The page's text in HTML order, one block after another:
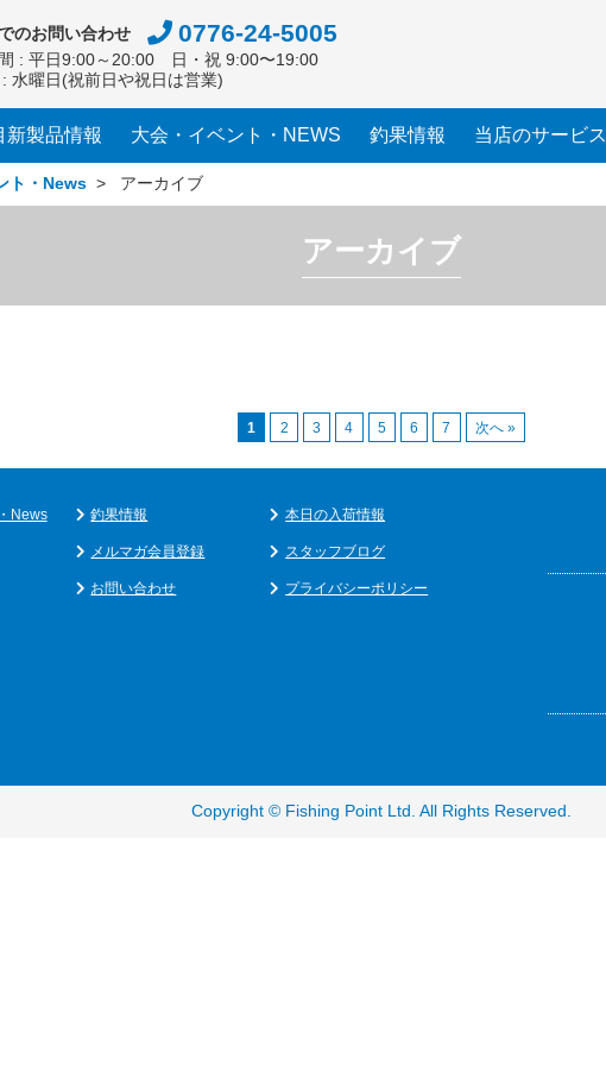
のお問い合わせ 0776-24-5005
: 平日9:00～20:00 日・祝 9:00〜19:00
水曜日(祝前日や祝日は営業)
新製品情報 大会・イベント・NEWS 釣果情報 当店のサービス
ト・News > アーカイブ
アーカイブ
1 2 3 4 5 6 7 次へ »
News 釣果情報 本日の入荷情報
メルマガ会員登録 スタッフブログ
お問い合わせ プライバシーポリシー
Copyright © Fishing Point Ltd . All Rights Reserved.